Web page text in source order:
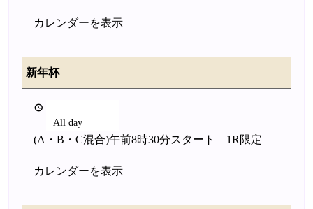
カレンダーを表示
新年杯
All day
(A・B・C混合)午前8時30分スタート 1R限定
カレンダーを表示